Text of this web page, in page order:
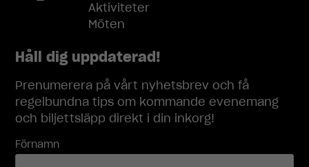
Aktiviteter
Möten
Håll dig uppdaterad!
Prenumerera på vårt nyhetsbrev och få
regelbundna tips om kommande evenemang
och biljettsläpp direkt i din inkorg!
Förnamn
hemsidans
funktionalitet
och
uppbyggnad,
hur